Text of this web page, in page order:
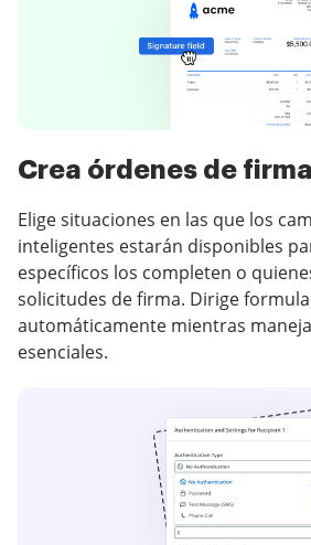
Crea órdenes de firma
Elige situaciones en las que los
inteligentes estarán disponibles
específicos los completen o
solicitudes de firma. Dirige
automáticamente mientras
esenciales.